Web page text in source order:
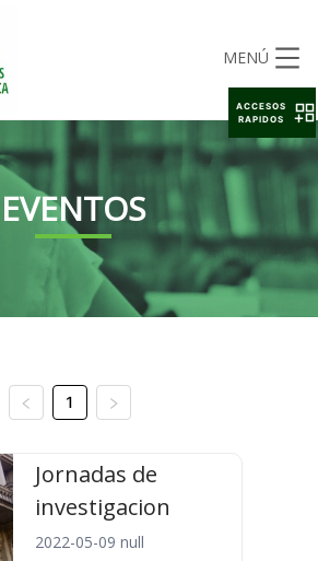
MENÚ
EVENTOS
1
Jornadas de
investigacion
2022-05-09 null
ACCESOS
RAPIDOS